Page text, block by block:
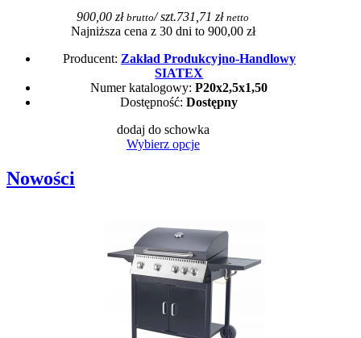
900,00 złbrutto/ szt.731,71 złnetto
Najniższa cena z 30 dni to 900,00 zł
Producent: Zakład Produkcyjno-Handlowy
SIATEX
Numer katalogowy:P20x2,5x1,50
Dostępność:Dostępny
dodaj do schowka
Wybierz opcje
Nowości